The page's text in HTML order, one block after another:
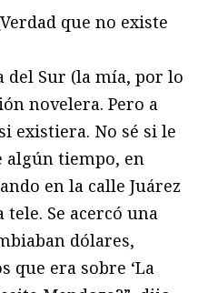
que no existe
del Sur (la mía, por lo
novelera. Pero a
existiera. No sé si le
algún tiempo, en
en la calle Juárez
Se acercó una
dólares,
que era sobre ‘La